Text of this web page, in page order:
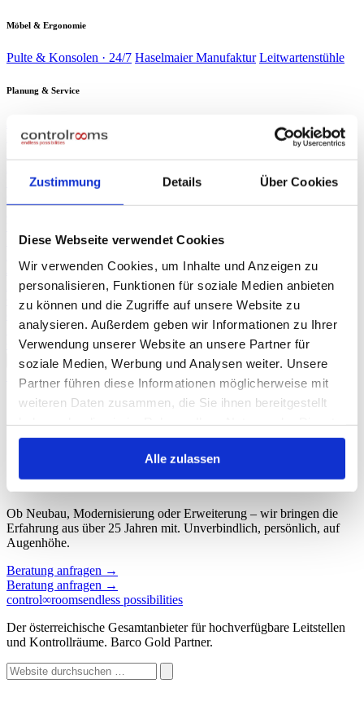
Zustimmung Details Über Cookies
Diese Webseite verwendet Cookies
Wir verwenden Cookies, um Inhalte und Anzeigen zu
personalisieren, Funktionen für soziale Medien anbieten
zu können und die Zugriffe auf unsere Website zu
analysieren. Außerdem geben wir Informationen zu Ihrer
Verwendung unserer Website an unsere Partner für
soziale Medien, Werbung und Analysen weiter. Unsere
Partner führen diese Informationen möglicherweise mit
weiteren Daten zusammen, die Sie ihnen bereitgestellt
gesammelt haben.
Alle zulassen
Möbel & Ergonomie
Pulte & Konsolen · 24/7 Haselmaier Manufaktur Leitwartenstühle
Planung & Service
Verträge Verbrauchsmaterial
BahnLeitzentralen & Stellwerkstechnik Sicherheit &
Planung & Design
Journal
Presse▾
ORF NÖ BerichtTV-Beitrag: Spezialist für Leitzentralen Fachartikel
Produktportfolio auf einen Blick
Über uns
KI
Beratung anfragen→
Start
Schlagwort: ki
Schlagwort: ki
Keine Beiträge gefunden.
Sprechen wir über Ihren Kontroll∞raum.
Ob Neubau, Modernisierung oder Erweiterung – wir bringen die
Erfahrung aus über 25 Jahren mit. Unverbindlich, persönlich, auf
Augenhöhe.
Beratung anfragen →
Beratung anfragen →
control∞roomsendless possibilities
Der österreichische Gesamtanbieter für hochverfügbare Leitstellen
und Kontrollräume. Barco Gold Partner.
Website
durchsuchen